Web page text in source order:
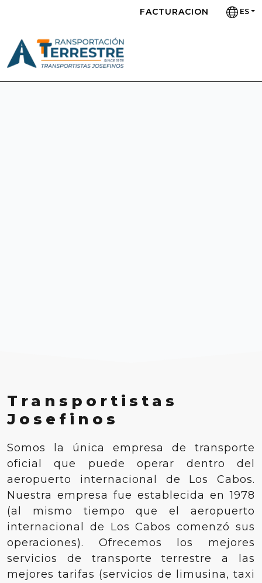
FACTURACION ES
Transportistas
Josefinos
Somos la única empresa de transporte
oficial que puede operar dentro del
aeropuerto internacional de Los Cabos.
Nuestra empresa fue establecida en 1978
(al mismo tiempo que el aeropuerto
internacional de Los Cabos comenzó sus
operaciones). Ofrecemos los mejores
servicios de transporte terrestre a las
mejores tarifas (servicios de limusina, taxi